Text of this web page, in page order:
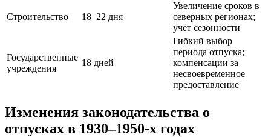
Строительство 18–22 дня
Увеличение сроков в
северных регионах;
учёт сезонности
Государственные
учреждения
18 дней
Гибкий выбор
периода отпуска;
компенсации за
несвоевременное
предоставление
Изменения законодательства о
отпусках в 1930–1950-х годах